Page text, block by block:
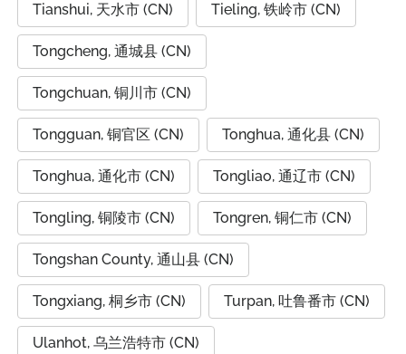
Tianshui, 天水市 (CN) Tieling, 铁岭市 (CN)
Tongcheng, 通城县 (CN)
Tongchuan, 铜川市 (CN)
Tongguan, 铜官区 (CN) Tonghua, 通化县 (CN)
Tonghua, 通化市 (CN) Tongliao, 通辽市 (CN)
Tongling, 铜陵市 (CN) Tongren, 铜仁市 (CN)
Tongshan County, 通山县 (CN)
Tongxiang, 桐乡市 (CN) Turpan, 吐鲁番市 (CN)
Ulanhot, 乌兰浩特市 (CN)